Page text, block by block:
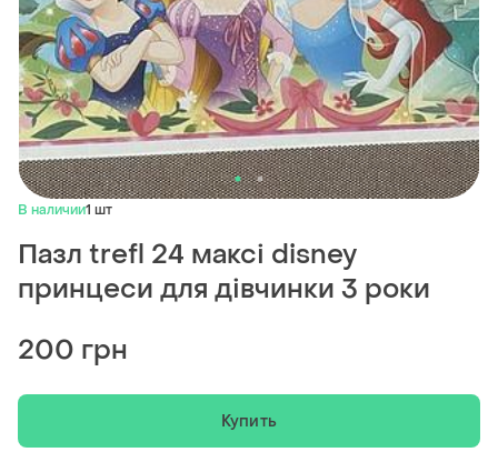
В наличии1 шт
Пазл trefl 24 максі disney
принцеси для дівчинки 3 роки
200 грн
Купить